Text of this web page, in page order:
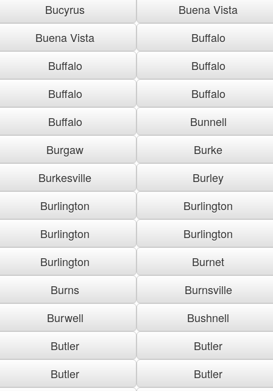
Bucyrus
Buena Vista
Buena Vista
Buffalo
Buffalo
Buffalo
Buffalo
Buffalo
Buffalo
Bunnell
Burgaw
Burke
Burkesville
Burley
Burlington
Burlington
Burlington
Burlington
Burlington
Burnet
Burns
Burnsville
Burwell
Bushnell
Butler
Butler
Butler
Butler